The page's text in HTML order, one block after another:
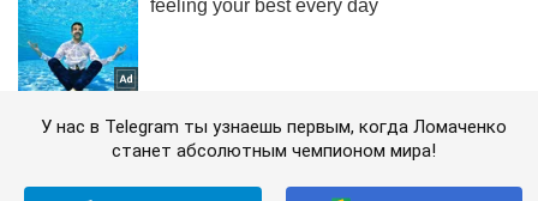
У нас в Telegram ты узнаешь первым, когда Ломаченко
станет абсолютным чемпионом мира!